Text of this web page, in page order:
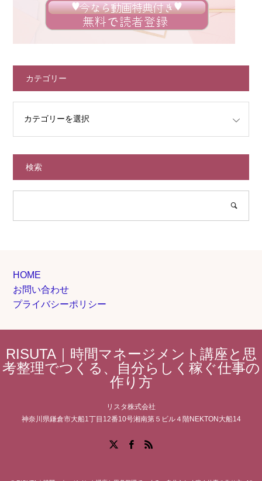
カテゴリー
検索
HOME
お問い合わせ
プライバシーポリシー
RISUTA｜時間マネージメント講座と思
考整理でつくる、自分らしく稼ぐ仕事の
作り方
リスタ株式会社
神奈川県鎌倉市大船1丁目12番10号湘南第５ビル４階NEKTON大船14